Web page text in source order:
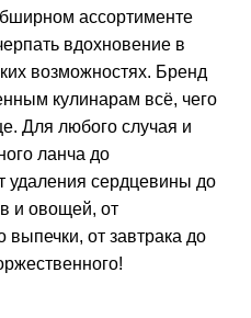
ассортименте
вдохновение в
возможностях. Бренд
кулинарам всё, чего
Для любого случая и
ланча до
удаления сердцевины до
и овощей, от
выпечки, от завтрака до